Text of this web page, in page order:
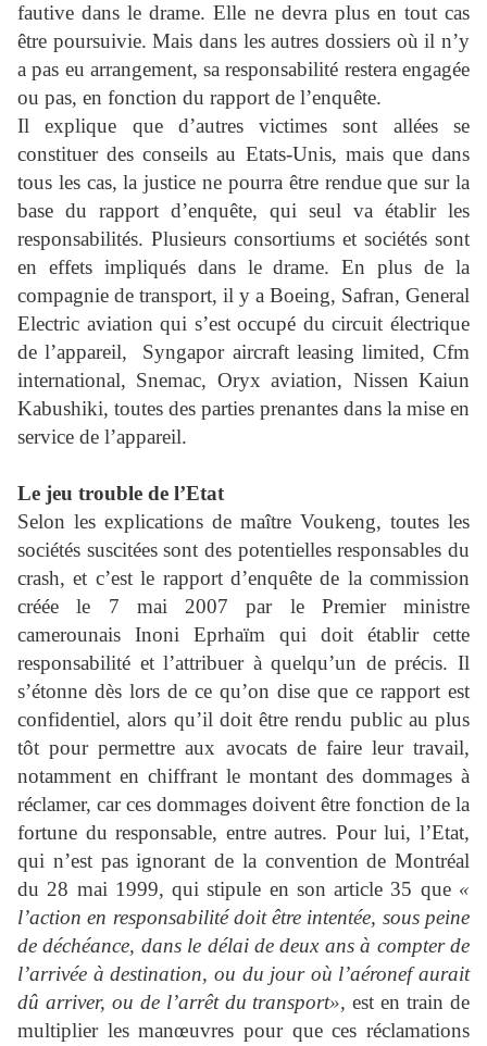
fautive dans le drame. Elle ne devra plus en tout cas
être poursuivie. Mais dans les autres dossiers où il n’y
a pas eu arrangement, sa responsabilité restera engagée
ou pas, en fonction du rapport de l’enquête.
Il explique que d’autres victimes sont allées se
constituer des conseils au Etats-Unis, mais que dans
tous les cas, la justice ne pourra être rendue que sur la
base du rapport d’enquête, qui seul va établir les
responsabilités. Plusieurs consortiums et sociétés sont
en effets impliqués dans le drame. En plus de la
compagnie de transport, il y a Boeing, Safran, General
Electric aviation qui s’est occupé du circuit électrique
de l’appareil,
Syngapor aircraft leasing limited, Cfm
international, Snemac, Oryx aviation, Nissen Kaiun
Kabushiki, toutes des parties prenantes dans la mise en
service de l’appareil.
Le jeu trouble de l’Etat
Selon les explications de maître Voukeng, toutes les
sociétés suscitées sont des potentielles responsables du
crash, et c’est le rapport d’enquête de la commission
créée le 7 mai 2007 par le Premier ministre
camerounais Inoni Eprhaïm qui doit établir cette
responsabilité et l’attribuer à quelqu’un de précis. Il
s’étonne dès lors de ce qu’on dise que ce rapport est
confidentiel, alors qu’il doit être rendu public au plus
tôt pour permettre aux avocats de faire leur travail,
notamment en chiffrant le montant des dommages à
réclamer, car ces dommages doivent être fonction de la
fortune du responsable, entre autres. Pour lui, l’Etat,
qui n’est pas ignorant de la convention de Montréal
du 28 mai 1999, qui stipule en son article 35 que «
l’action en responsabilité doit être intentée, sous peine
de déchéance, dans le délai de deux ans à compter de
l’arrivée à destination, ou du jour où l’aéronef aurait
dû arriver, ou de l’arrêt du transport», est en train de
multiplier les manœuvres pour que ces réclamations